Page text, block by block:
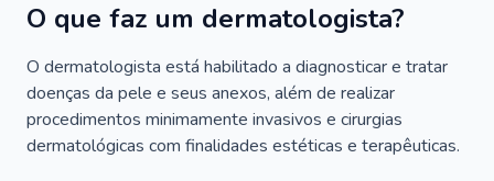
O que faz um dermatologista?
O dermatologista está habilitado a diagnosticar e tratar
doenças da pele e seus anexos, além de realizar
procedimentos minimamente invasivos e cirurgias
dermatológicas com finalidades estéticas e terapêuticas.